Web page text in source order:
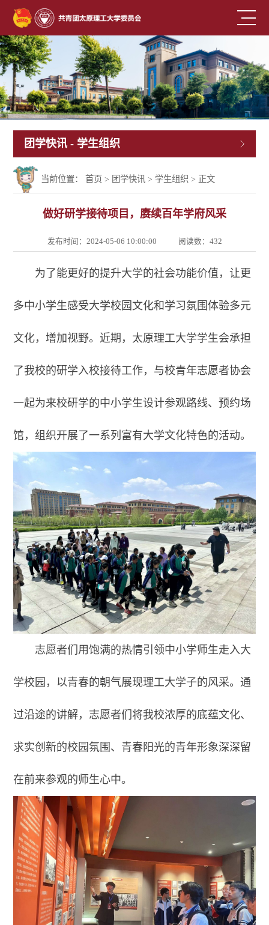
团学快讯 - 学生组织
当前位置：首页 > 团学快讯 > 学生组织 > 正文
做好研学接待项目，赓续百年学府风采
发布时间：2024-05-06 10:00:00 阅读数： 432
为了能更好的提升大学的社会功能价值，让更
多中小学生感受大学校园文化和学习氛围体验多元
文化，增加视野。近期，太原理工大学学生会承担
了我校的研学入校接待工作，与校青年志愿者协会
一起为来校研学的中小学生设计参观路线、预约场
馆，组织开展了一系列富有大学文化特色的活动。
志愿者们用饱满的热情引领中小学师生走入大
学校园，以青春的朝气展现理工大学子的风采。通
过沿途的讲解，志愿者们将我校浓厚的底蕴文化、
求实创新的校园氛围、青春阳光的青年形象深深留
在前来参观的师生心中。